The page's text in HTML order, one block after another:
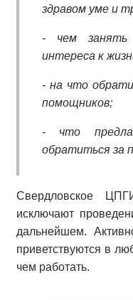
здравом уме и
- чем занять
интереса к
- на что
помощников;
- что
обратиться за
Свердловское
исключают
дальнейшем.
приветствуются в
чем работать.